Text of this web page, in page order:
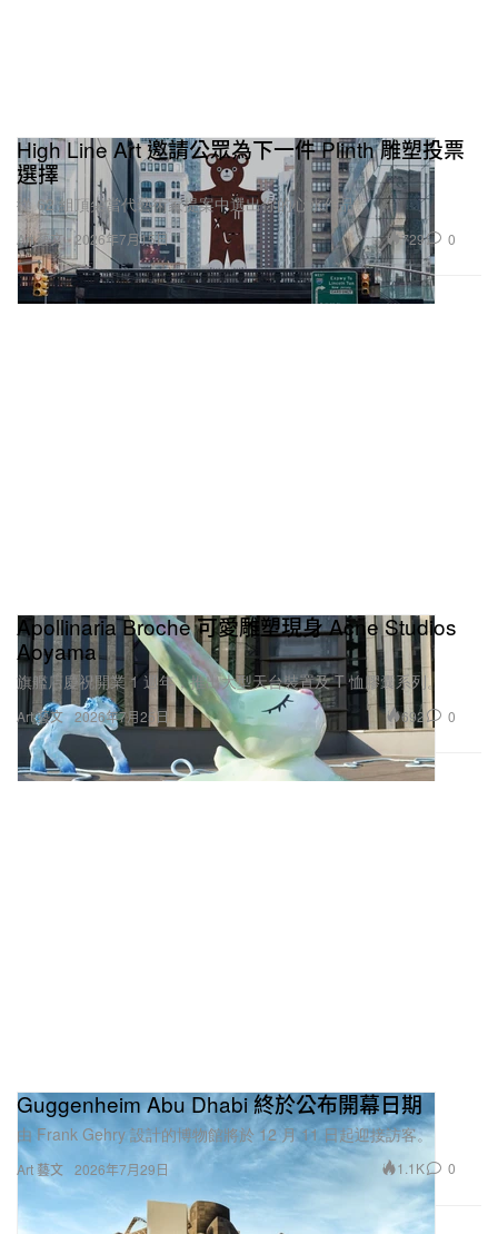
Art 藝文
High Line Art 邀請公眾為下一件 Plinth 雕塑投票
選擇
從 62 組頂尖當代藝術家提案中選出你的心水作品。
2026年7月15日 729 0
Art 藝文
Apollinaria Broche 可愛雕塑現身 Acne Studios
Aoyama
旗艦店慶祝開業 1 週年，推出大型天台裝置及 T 恤膠囊系列。
2026年7月25日 692 0
Art 藝文
Guggenheim Abu Dhabi 終於公布開幕日期
由 Frank Gehry 設計的博物館將於 12 月 11 日起迎接訪客。
2026年7月29日 1.1K 0